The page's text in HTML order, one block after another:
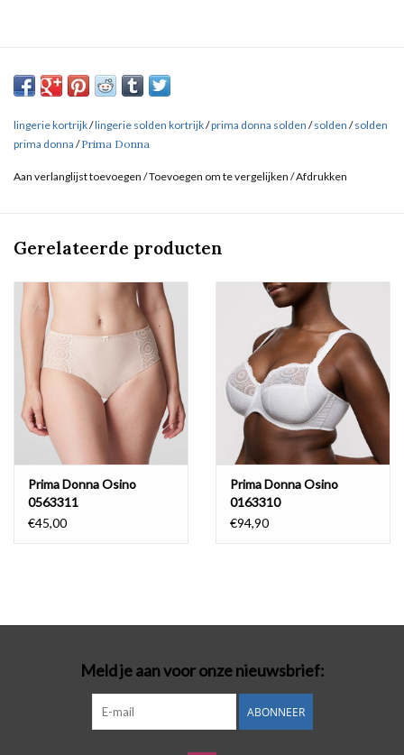
lingerie kortrijk/lingerie solden kortrijk/prima donna solden /solden /solden
prima donna /Prima Donna
Aan verlanglijst toevoegen /Toevoegen om te vergelijken /Afdrukken
Gerelateerde producten
Prima Donna Osino
0563311
€45,00
Prima Donna Osino
0163310
€94,90
Meld je aan voor onze nieuwsbrief:
ABONNEER